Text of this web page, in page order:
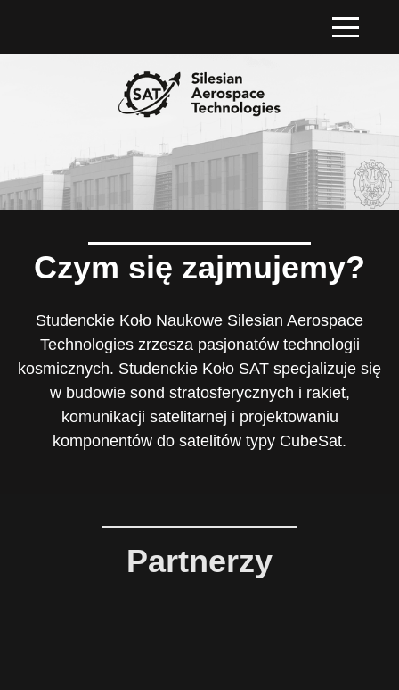
Czym się zajmujemy?
Studenckie Koło Naukowe Silesian Aerospace
Technologies zrzesza pasjonatów technologii
kosmicznych. Studenckie Koło SAT specjalizuje się
w budowie sond stratosferycznych i rakiet,
komunikacji satelitarnej i projektowaniu
komponentów do satelitów typy CubeSat.
Partnerzy